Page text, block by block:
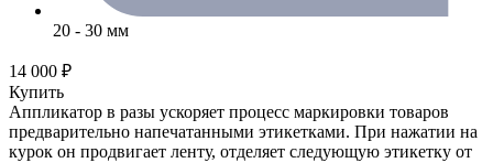
20 - 30 мм
14 000 ₽
Купить
Аппликатор в разы ускоряет процесс маркировки товаров
предварительно напечатанными этикетками. При нажатии на
курок он продвигает ленту, отделяет следующую этикетку от